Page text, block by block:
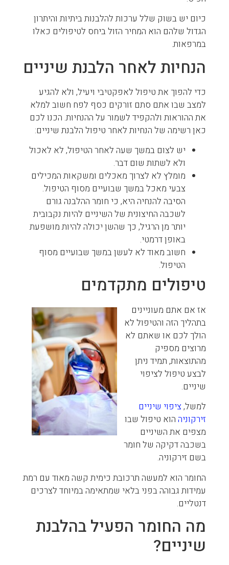
כיום יש בשוק שלל ערכות להלבנות ביתיות והיתרון
הגדול שלהם הוא המחיר הזול ביחס לטיפולים כאלו
במרפאות.
הנחיות לאחר הלבנת שיניים
כדי להפוך את טיפול לאפקטיבי ויעיל, ולא להגיע
למצב שבו אתם סתם זורקים כסף לפח חשוב למלא
את ההוראות ולהקפיד לשמור על ההנחיות. הכנו לכם
כאן רשימה של הנחיות לאחר טיפול הלבנת שיניים:
יש לצום במשך שעה לאחר הטיפול, לא לאכול
ולא לשתות שום דבר.
מומלץ לא לצרוך מאכלים ומשקאות המכילים
צבעי מאכל במשך שבועיים מסוף הטיפול.
הסיבה להנחיה היא, כי חומר ההלבנה גורם
לשכבה החיצונית של השיניים להיות נקבובית
יותר מן הרגיל, כך שהשן יכולה להיות מושפעת
באופן דרמטי.
חשוב מאוד לא לעשן במשך שבועיים מסוף
הטיפול.
טיפולים מתקדמים
אז אם אתם מעוניינים
בתהליך הזה והטיפול לא
הולך לכם או שאתם לא
מרוצים מספיק
מהתוצאות, תמיד ניתן
לבצע טיפול לציפוי
שיניים.
למשל, ציפוי שיניים
זירקוניה הוא טיפול שבו
מצפים את השיניים
בשכבה דקיקה של חומר
בשם זירקוניה.
החומר הוא למעשה תרכובת כימית קשה מאוד עם רמת
עמידות גבוהה בפני בלאי שמתאימה במיוחד לצרכים
דנטליים.
מה החומר הפעיל בהלבנת
שיניים?